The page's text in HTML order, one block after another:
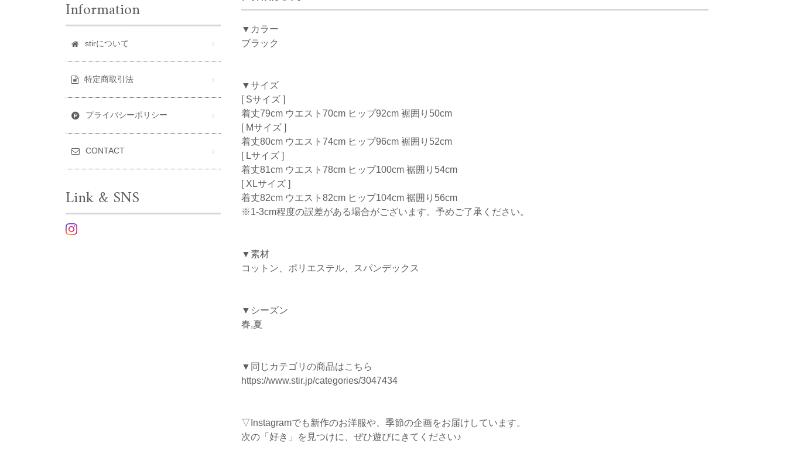
▼カラー
ブラック
▼サイズ
[ Sサイズ ]
着丈79cm ウエスト70cm ヒップ92cm 裾囲り50cm
[ Mサイズ ]
着丈80cm ウエスト74cm ヒップ96cm 裾囲り52cm
[ Lサイズ ]
着丈81cm ウエスト78cm ヒップ100cm 裾囲り54cm
[ XLサイズ ]
着丈82cm ウエスト82cm ヒップ104cm 裾囲り56cm
※1-3cm程度の誤差がある場合がございます。予めご了承ください。
▼素材
コットン、ポリエステル、スパンデックス
▼シーズン
春,夏
▼同じカテゴリの商品はこちら
https://www.stir.jp/categories/3047434
▽Instagramでも新作のお洋服や、季節の企画をお届けしています。
次の「好き」を見つけに、ぜひ遊びにきてください♪
Information
stirについて
特定商取引法
プライバシーポリシー
CONTACT
Link & SNS